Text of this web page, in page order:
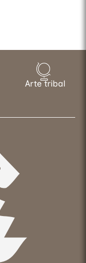
Arte tribal